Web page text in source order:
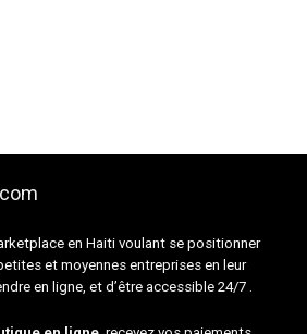
en Haiti voulant se positionner
et moyennes entreprises en leur
en ligne, et d’être accessible 24/7 .